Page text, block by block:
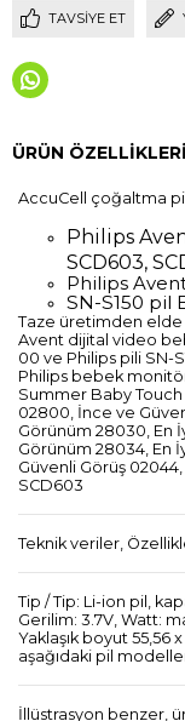
TAVSIYE ET
ÜRÜN ÖZELLIKLERI
AccuCell çoğaltma
Philips
SCD603,
Philips
SN-S150 pil
Taze üretimden elde
Avent dijital video
00 ve Philips pili SN-
Philips bebek
Summer Baby
02800, İnce ve
Görünüm 28030, En
Görünüm 28034, En
Güvenli Görüş
SCD603
Teknik veriler,
Tip / Tip: Li-ion pil,
Gerilim: 3.7V, Watt:
Yaklaşık boyut 55,56
aşağıdaki pil
İllüstrasyon benzer,